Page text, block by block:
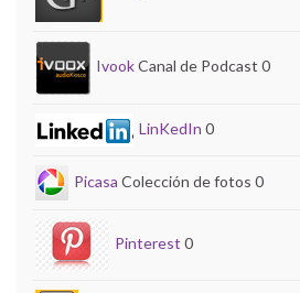
IvookCanal de Podcast 0
LinKedIn 0
Picasa Colección de fotos 0
Pinterest 0